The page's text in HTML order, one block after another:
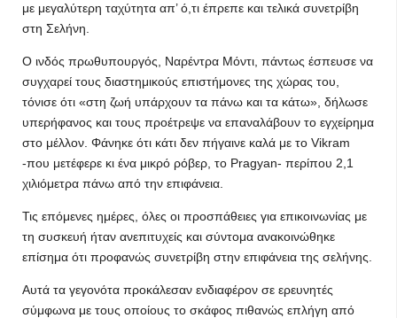
με μεγαλύτερη ταχύτητα απ’ ό,τι έπρεπε και τελικά συνετρίβη
στη Σελήνη.
Ο ινδός πρωθυπουργός, Ναρέντρα Μόντι, πάντως έσπευσε να
συγχαρεί τους διαστημικούς επιστήμονες της χώρας του,
τόνισε ότι «στη ζωή υπάρχουν τα πάνω και τα κάτω», δήλωσε
υπερήφανος και τους προέτρεψε να επαναλάβουν το εγχείρημα
στο μέλλον. Φάνηκε ότι κάτι δεν πήγαινε καλά με το Vikram
-που μετέφερε κι ένα μικρό ρόβερ, το Pragyan- περίπου 2,1
χιλιόμετρα πάνω από την επιφάνεια.
Τις επόμενες ημέρες, όλες οι προσπάθειες για επικοινωνίας με
τη συσκευή ήταν ανεπιτυχείς και σύντομα ανακοινώθηκε
επίσημα ότι προφανώς συνετρίβη στην επιφάνεια της σελήνης.
Αυτά τα γεγονότα προκάλεσαν ενδιαφέρον σε ερευνητές
σύμφωνα με τους οποίους το σκάφος πιθανώς επλήγη από